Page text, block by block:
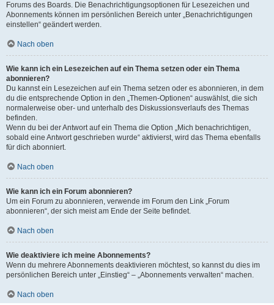
Forums des Boards. Die Benachrichtigungsoptionen für Lesezeichen und
Abonnements können im persönlichen Bereich unter „Benachrichtigungen
einstellen“ geändert werden.
Nach oben
Wie kann ich ein Lesezeichen auf ein Thema setzen oder ein Thema
abonnieren?
Du kannst ein Lesezeichen auf ein Thema setzen oder es abonnieren, in dem
du die entsprechende Option in den „Themen-Optionen“ auswählst, die sich
normalerweise ober- und unterhalb des Diskussionsverlaufs des Themas
befinden.
Wenn du bei der Antwort auf ein Thema die Option „Mich benachrichtigen,
sobald eine Antwort geschrieben wurde“ aktivierst, wird das Thema ebenfalls
für dich abonniert.
Nach oben
Wie kann ich ein Forum abonnieren?
Um ein Forum zu abonnieren, verwende im Forum den Link „Forum
abonnieren“, der sich meist am Ende der Seite befindet.
Nach oben
Wie deaktiviere ich meine Abonnements?
Wenn du mehrere Abonnements deaktivieren möchtest, so kannst du dies im
persönlichen Bereich unter „Einstieg“ – „Abonnements verwalten“ machen.
Nach oben